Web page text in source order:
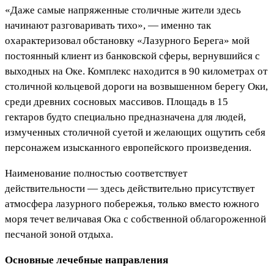
«Даже самые напряженные столичные жители здесь
начинают разговаривать тихо», — именно так
охарактеризовал обстановку «Лазурного Берега» мой
постоянный клиент из банковской сферы, вернувшийся с
выходных на Оке. Комплекс находится в 90 километрах от
столичной кольцевой дороги на возвышенном берегу Оки,
среди древних сосновых массивов. Площадь в 15
гектаров будто специально предназначена для людей,
измученных столичной суетой и желающих ощутить себя
персонажем изысканного европейского произведения.
Наименование полностью соответствует
действительности — здесь действительно присутствует
атмосфера лазурного побережья, только вместо южного
моря течет величавая Ока с собственной облагороженной
песчаной зоной отдыха.
Основные лечебные направления